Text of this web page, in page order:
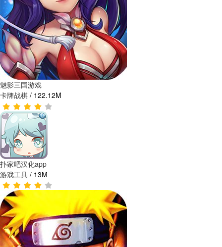
魅影三国游戏
卡牌战棋 / 122.12M
扑家吧汉化app
游戏工具 / 13M